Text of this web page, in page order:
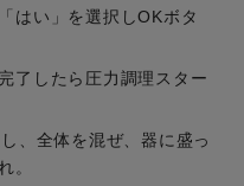
はい」を選択しOKボタ
了したら圧力調理スター
、全体を混ぜ、器に盛っ
。